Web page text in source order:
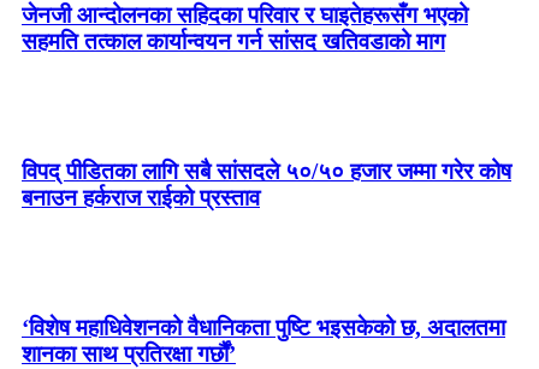
जेनजी आन्दोलनका सहिदका परिवार र घाइतेहरूसँग भएको
सहमति तत्काल कार्यान्वयन गर्न सांसद खतिवडाको माग
विपद् पीडितका लागि सबै सांसदले ५०/५० हजार जम्मा गरेर कोष
बनाउन हर्कराज राईको प्रस्ताव
‘विशेष महाधिवेशनको वैधानिकता पुष्टि भइसकेको छ, अदालतमा
शानका साथ प्रतिरक्षा गर्छौं’